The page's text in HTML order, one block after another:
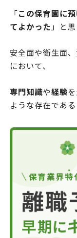
「この保育園に
てよかった」と思
安全面や衛生面
において、
専門知識や経験
ような存在である